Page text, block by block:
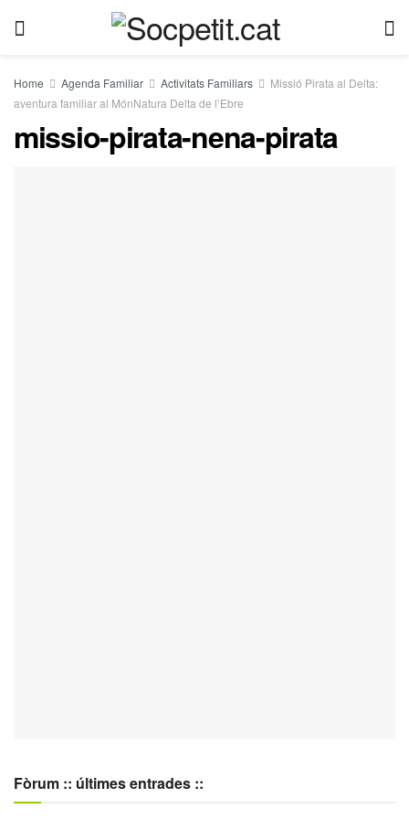
Home Agenda Familiar Activitats Familiars
Missió Pirata al Delta:
aventura familiar al MónNatura Delta de l’Ebre
missio-pirata-nena-pirata
Fòrum :: últimes entrades ::